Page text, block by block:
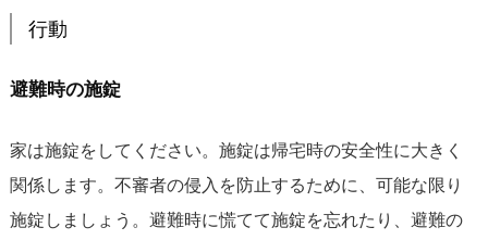
行動
避難時の施錠
家は施錠をしてください。施錠は帰宅時の安全性に大きく
関係します。不審者の侵入を防止するために、可能な限り
施錠しましょう。避難時に慌てて施錠を忘れたり、避難の